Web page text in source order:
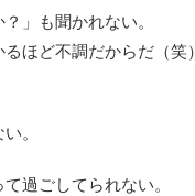
」も聞かれない。
ほど不調だからだ（笑）
。
過ごしてられない。